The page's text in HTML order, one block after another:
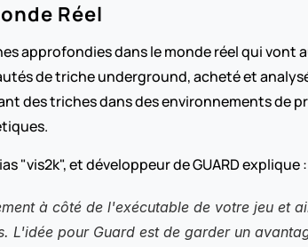
Réel
approfondies dans le monde réel qui
de triche underground, acheté et
des triches dans des environnements
"vis2k", et développeur de GUARD explique :
à côté de l'exécutable de votre jeu et
L'idée pour Guard est de garder un